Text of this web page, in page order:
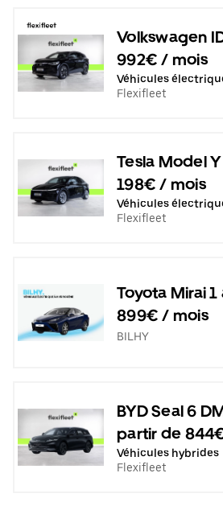
Volkswagen
992€ / mois
Véhicules
Flexifleet
Tesla Model
198€ / mois
Véhicules
Flexifleet
Toyota Mirai
899€ / mois
BILHY
BYD Seal 6
partir de
Véhicules hybrides
Flexifleet